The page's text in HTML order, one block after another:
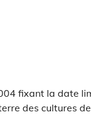
fixant la date
des cultures